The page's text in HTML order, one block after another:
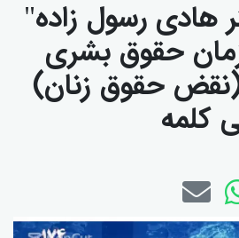
هادی رسول زاده"
حقوق بشری
(نقض حقوق زنان)
کلمە